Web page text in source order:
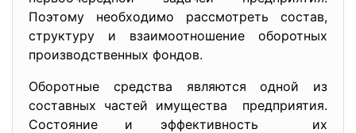
Поэтому необходимо рассмотреть состав,
структуру и взаимоотношение оборотных
производственных фондов.
Оборотные средства являются одной из
составных частей имущества предприятия.
Состояние и эффективность их